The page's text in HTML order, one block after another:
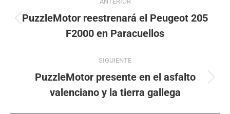
PuzzleMotor reestrenará el Peugeot 205
F2000 en Paracuellos
SIGUIENTE
PuzzleMotor presente en el asfalto
valenciano y la tierra gallega